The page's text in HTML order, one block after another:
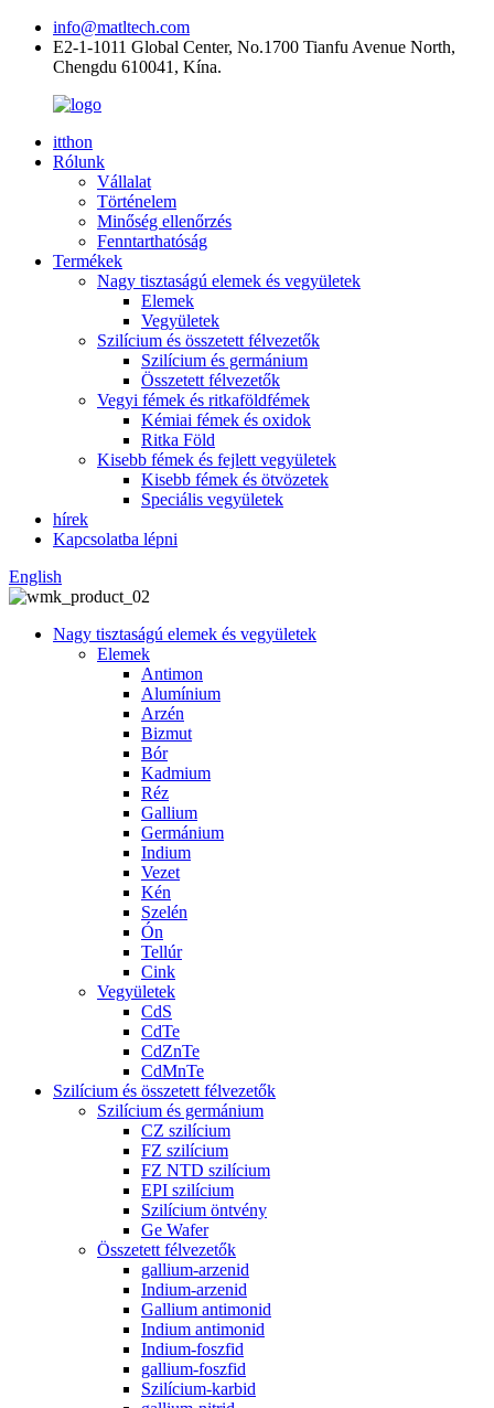
info@matltech.com
E2-1-1011 Global Center, No.1700 Tianfu Avenue North,
Chengdu 610041, Kína.
itthon
Rólunk
Vállalat
Történelem
Minőség ellenőrzés
Fenntarthatóság
Termékek
Nagy tisztaságú elemek és vegyületek
Elemek
Vegyületek
Szilícium és összetett félvezetők
Szilícium és germánium
Összetett félvezetők
Vegyi fémek és ritkaföldfémek
Kémiai fémek és oxidok
Ritka Föld
Kisebb fémek és fejlett vegyületek
Kisebb fémek és ötvözetek
Speciális vegyületek
hírek
Kapcsolatba lépni
English
Nagy tisztaságú elemek és vegyületek
Elemek
Antimon
Alumínium
Arzén
Bizmut
Bór
Kadmium
Réz
Gallium
Germánium
Indium
Vezet
Kén
Szelén
Ón
Tellúr
Cink
Vegyületek
CdS
CdTe
CdZnTe
CdMnTe
Szilícium és összetett félvezetők
Szilícium és germánium
CZ szilícium
FZ szilícium
FZ NTD szilícium
EPI szilícium
Szilícium öntvény
Ge Wafer
Összetett félvezetők
gallium-arzenid
Indium-arzenid
Gallium antimonid
Indium antimonid
Indium-foszfid
gallium-foszfid
Szilícium-karbid